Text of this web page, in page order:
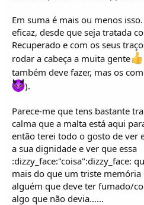
Em suma é mais ou menos
eficaz, desde que seja tratada
Recuperado e com os seus
rodar a cabeça a muita gente
também deve fazer, mas os
).
Parece-me que tens bastante
calma que a malta está aqui
então terei todo o gosto de ver
a sua dignidade e ver que essa
:dizzy_face:"coisa":dizzy_face:
mais do que um triste
alguém que deve ter fumado/
algo que não devia......